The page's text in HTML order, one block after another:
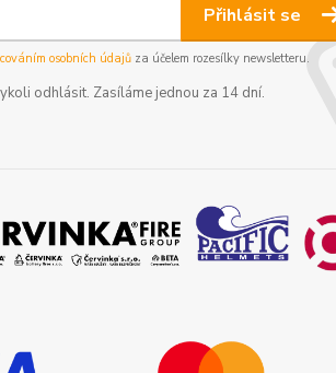
Přihlásit se
osobních údajůza účelem rozesílky newsletteru.
odhlásit. Zasíláme jednou za 14 dní.